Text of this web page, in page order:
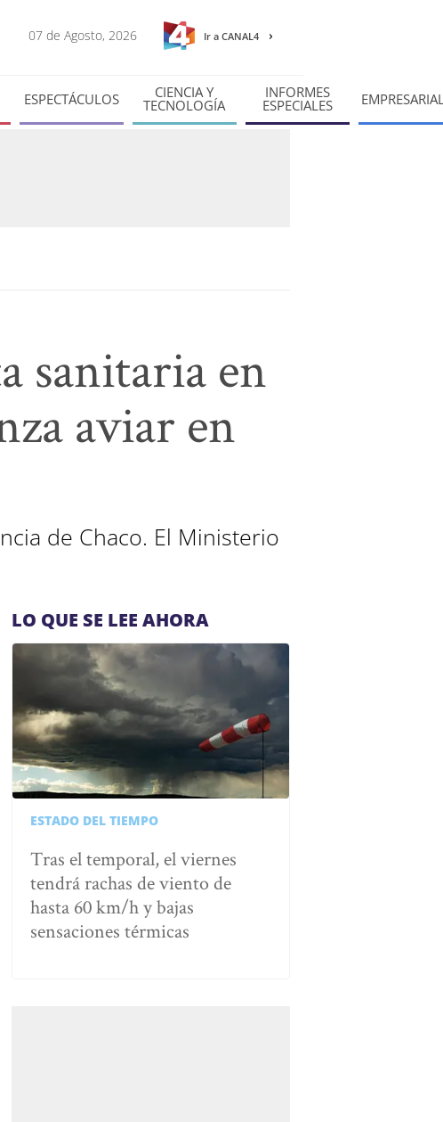
07 de Agosto, 2026 Ir a CANAL4
ESPECTÁCULOS CIENCIA Y
TECNOLOGÍA
INFORMES
ESPECIALES
sanitaria en
aviar en
de Chaco. El Ministerio
LO QUE SE LEE AHORA
ESTADO DEL TIEMPO
Tras el temporal, el viernes
tendrá rachas de viento de
hasta 60 km/h y bajas
sensaciones térmicas